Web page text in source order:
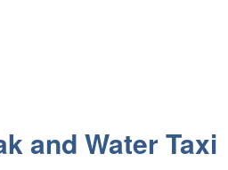
and Water Taxi